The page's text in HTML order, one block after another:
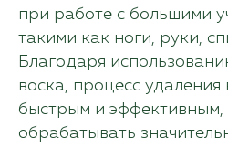
при работе с большими
такими как ноги, руки,
Благодаря
воска, процесс удаления
быстрым и эффективным,
обрабатывать